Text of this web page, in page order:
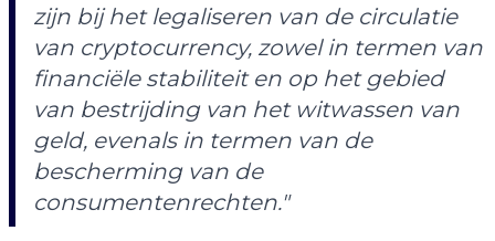
zijn bij het legaliseren van de circulatie
van cryptocurrency, zowel in termen van
financiële stabiliteit en op het gebied
van bestrijding van het witwassen van
geld, evenals in termen van de
bescherming van de
consumentenrechten."